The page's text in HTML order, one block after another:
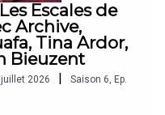
Escales de
Archive,
Tina Ardor,
Bieuzent
2026 | Saison 6 Ep.